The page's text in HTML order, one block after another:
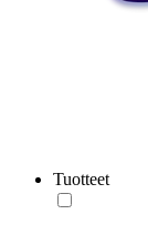
Tuotteet